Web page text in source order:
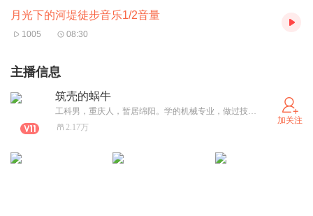
月光下的河堤徒步音乐1/2音量
1005 08:30
主播信息
筑壳的蜗牛
工科男，重庆人，暂居绵阳。学的机械专业，做过技术员，干过销售，开过公司，干过个体，还炒过期货。因为学生时代积攒下来的几个音乐细胞，现在只想做一个音乐制作主播
2.17万
加关注